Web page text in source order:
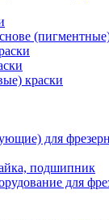
краски
для
подшипник
для